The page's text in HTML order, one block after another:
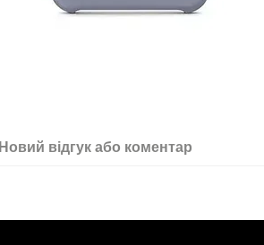
Новий відгук або коментар